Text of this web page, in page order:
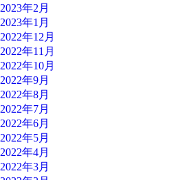
2023年2月
2023年1月
2022年12月
2022年11月
2022年10月
2022年9月
2022年8月
2022年7月
2022年6月
2022年5月
2022年4月
2022年3月